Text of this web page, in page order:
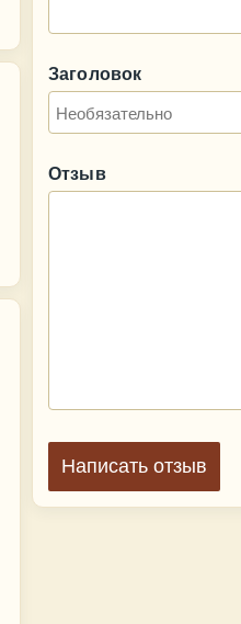
Заголовок
Отзыв
Написать отзыв